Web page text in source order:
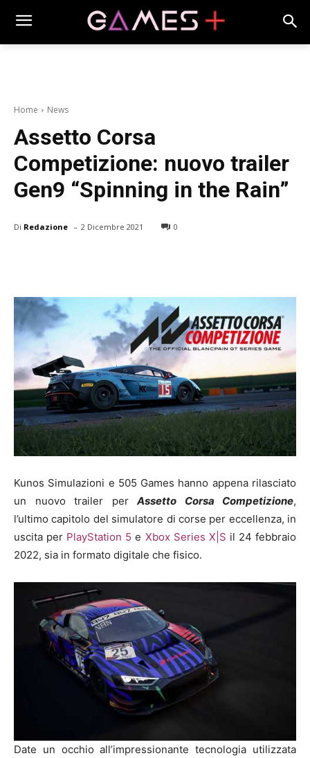
Home News
Assetto Corsa
Competizione: nuovo trailer
Gen9 “Spinning in the Rain”
Di Redazione - 2 Dicembre 2021 0
Kunos Simulazioni e 505 Games hanno appena rilasciato
un nuovo trailer per
Assetto Corsa Competizione,
l’ultimo capitolo del simulatore di corse per eccellenza, in
uscita per PlayStation 5 e Xbox Series X|S il 24 febbraio
2022, sia in formato digitale che fisico.
Date un occhio all’impressionante tecnologia utilizzata